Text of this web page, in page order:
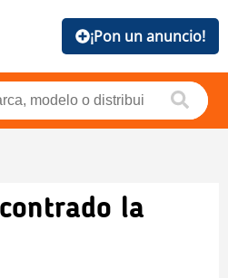
¡Pon un anuncio!
la